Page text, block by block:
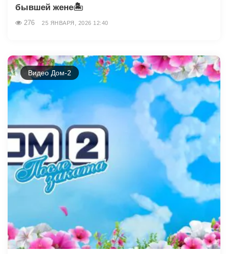
бывшей жене🏝
276 25 ЯНВАРЯ, 2026 12:40
Видео Дом-2